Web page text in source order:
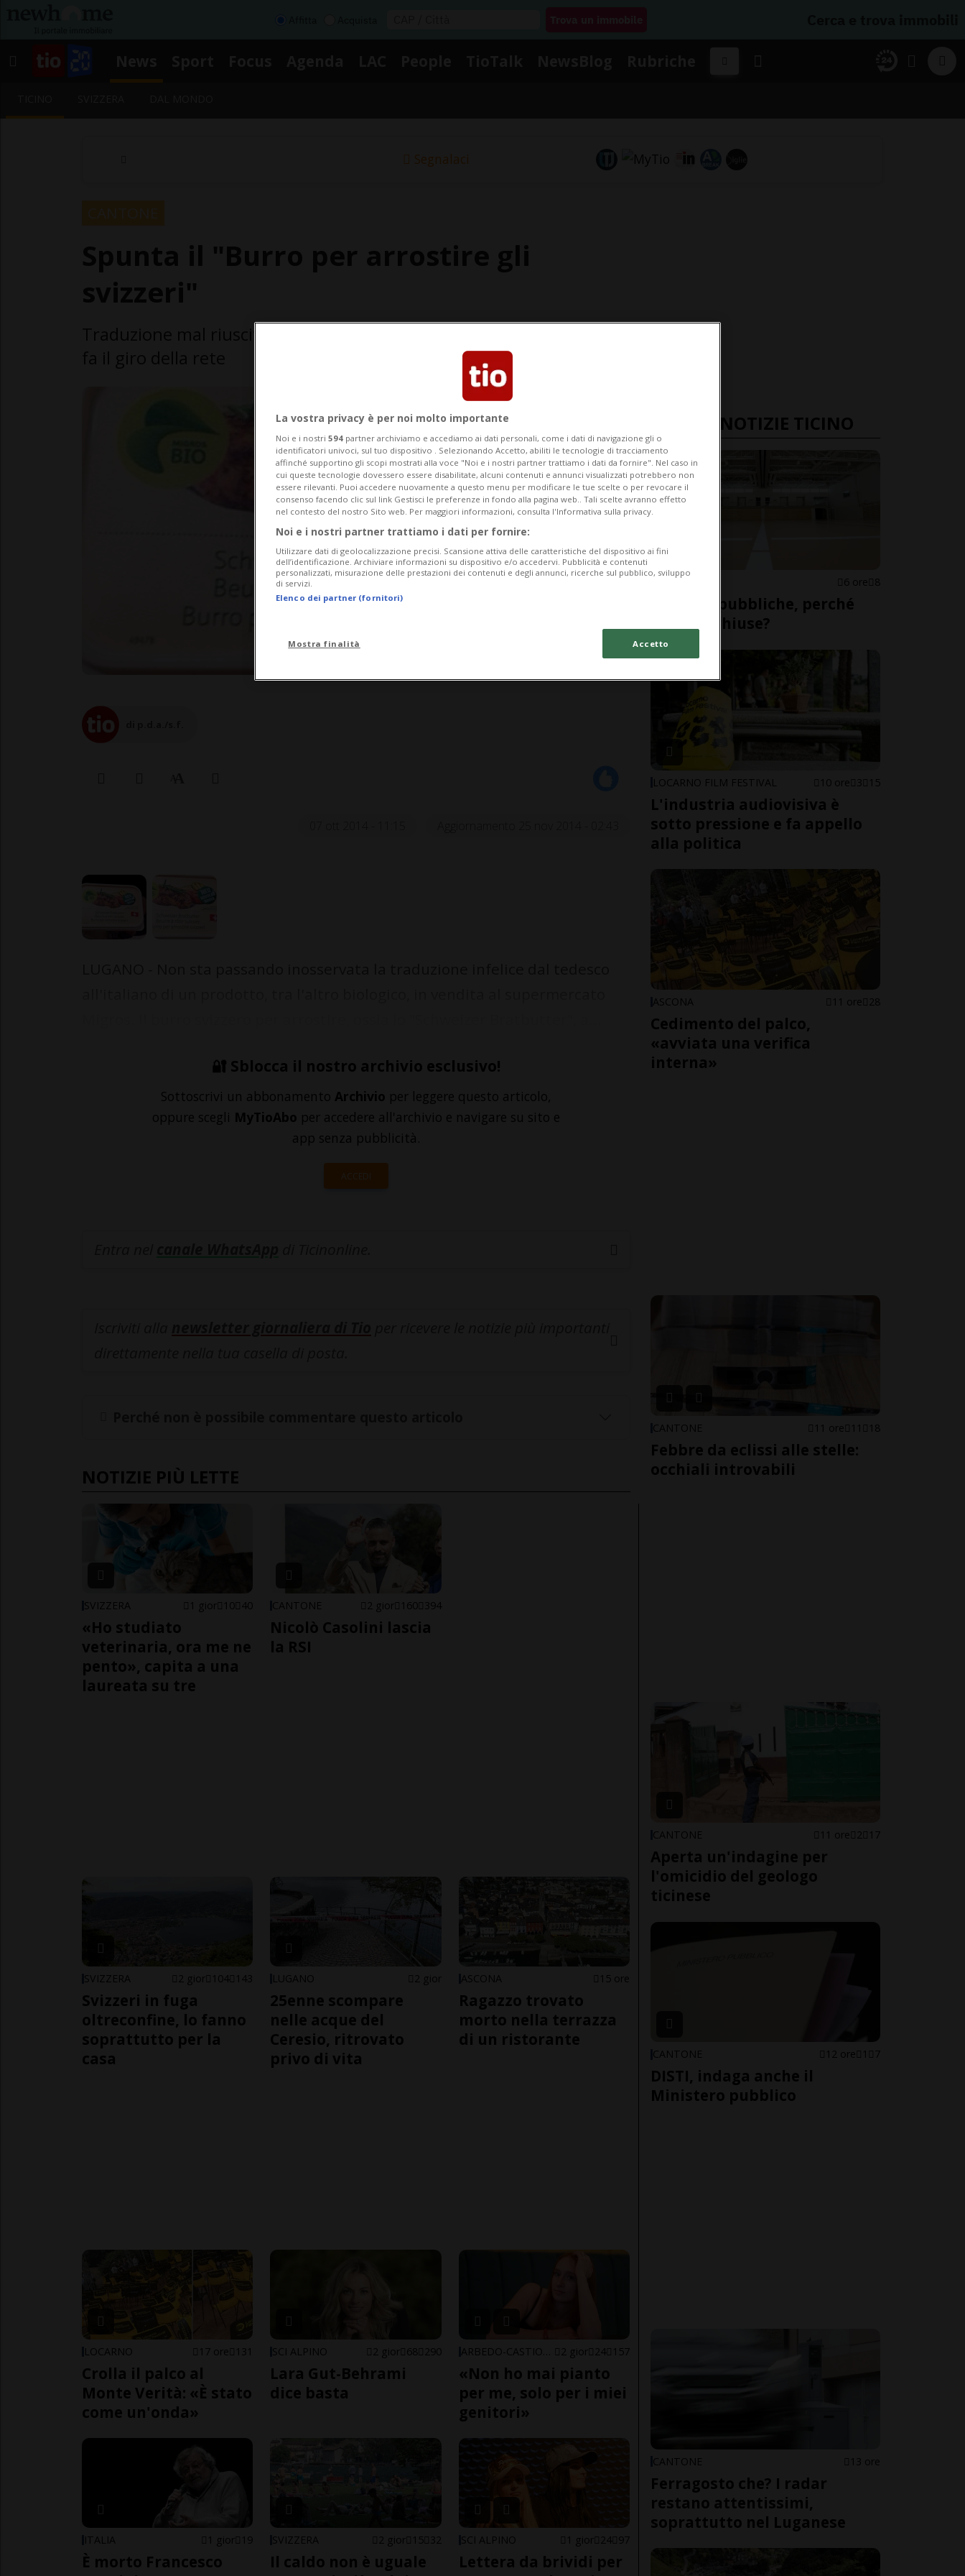
Segnalaci
🔐 Sblocca il nostro archivio esclusivo!
Sottoscrivi un abbonamento Archivio per leggere questo articolo,
oppure scegli MyTioAbo per accedere all'archivio e navigare su sito e
app senza pubblicità.
ACCEDI
NOTIZIE PIÙ LETTE
SVIZZERA 1 gior 10 40
«Ho studiato
veterinaria, ora me ne
pento», capita a una
laureata su tre
CANTONE 2 gior 160 394
Nicolò Casolini lascia
la RSI
SVIZZERA 2 gior 104 143
Svizzeri in fuga
oltreconfine, lo fanno
soprattutto per la
casa
LUGANO 2 gior
25enne scompare
nelle acque del
Ceresio, ritrovato
privo di vita
ASCONA 15 ore
Ragazzo trovato
morto nella terrazza
di un ristorante
LOCARNO 17 ore 131
Crolla il palco al
Monte Verità: «È stato
come un'onda»
SCI ALPINO 2 gior 68 290
Lara Gut-Behrami
dice basta
2 gior 24 157
«Non ho mai pianto
per me, solo per i miei
genitori»
ITALIA 1 gior 19
È morto Francesco
SVIZZERA 2 gior 15 32
Il caldo non è uguale
SCI ALPINO 1 gior 24 97
Lettera da brividi per
ULTIME NOTIZIE TICINO
CANTONE 6 ore 8
Palestre pubbliche, perché
restano chiuse?
LOCARNO FILM FESTIVAL 10 ore 3 15
L'industria audiovisiva è
sotto pressione e fa appello
alla politica
ASCONA 11 ore 28
Cedimento del palco,
«avviata una verifica
interna»
CANTONE 11 ore 11 18
Febbre da eclissi alle stelle:
occhiali introvabili
CANTONE 11 ore 2 17
Aperta un'indagine per
l'omicidio del geologo
ticinese
CANTONE 12 ore 1 7
DISTI, indaga anche il
Ministero pubblico
CANTONE 13 ore
Ferragosto che? I radar
restano attentissimi,
soprattutto nel Luganese
La vostra privacy è per noi molto importante
Noi e i nostri 594 partner archiviamo e accediamo ai dati personali, come i dati di navigazione gli o
identificatori univoci, sul tuo dispositivo . Selezionando Accetto, abiliti le tecnologie di tracciamento
affinché supportino gli scopi mostrati alla voce "Noi e i nostri partner trattiamo i dati da fornire". Nel caso in
cui queste tecnologie dovessero essere disabilitate, alcuni contenuti e annunci visualizzati potrebbero non
essere rilevanti. Puoi accedere nuovamente a questo menu per modificare le tue scelte o per revocare il
consenso facendo clic sul link Gestisci le preferenze in fondo alla pagina web.. Tali scelte avranno effetto
nel contesto del nostro Sito web. Per maggiori informazioni, consulta l'Informativa sulla privacy.
Noi e i nostri partner trattiamo i dati per fornire:
Utilizzare dati di geolocalizzazione precisi. Scansione attiva delle caratteristiche del dispositivo ai fini
dell’identificazione. Archiviare informazioni su dispositivo e/o accedervi. Pubblicità e contenuti
personalizzati, misurazione delle prestazioni dei contenuti e degli annunci, ricerche sul pubblico, sviluppo
di servizi.
Elenco dei partner (fornitori)
Mostra finalità Accetto